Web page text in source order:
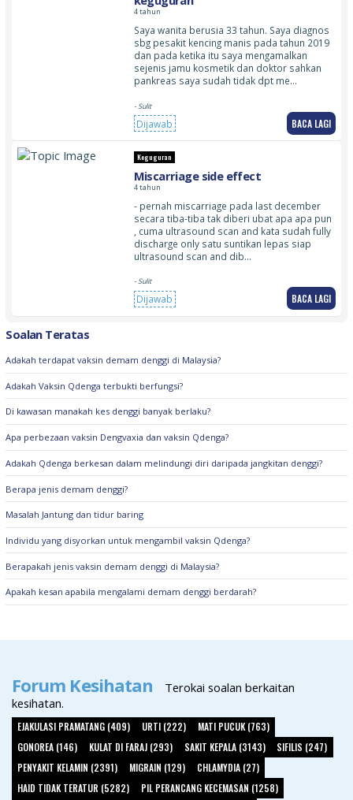
4 tahun
Saya wanita berusia 33 tahun. Saya diagnos
sbg pesakit kencing manis pada tahun 2019
dan pada ketika itu saya mengamalkan
sejenis jamu kosmetik dan doktor sahkan
pankreas saya sudah tidak dpt me…
- Sulit
Dijawab BACA LAGI
Keguguran
Miscarriage side effect
4 tahun
- pernah miscarriage pada last december
secara tiba-tiba tak diberi ubat apa apa pun
, cuma ultrasound scan and kata sudah fully
discharge only satu suntikan lepas siap
ultrasound scan and dib…
- Sulit
Dijawab BACA LAGI
Soalan Teratas
Adakah terdapat vaksin demam denggi di Malaysia?
Adakah Vaksin Qdenga terbukti berfungsi?
Di kawasan manakah kes denggi banyak berlaku?
Apa perbezaan vaksin Dengvaxia dan vaksin Qdenga?
Adakah Qdenga berkesan dalam melindungi diri daripada jangkitan denggi?
Berapa jenis demam denggi?
Masalah Jantung dan tidur baring
Individu yang disyorkan untuk mengambil vaksin Qdenga?
Berapakah jenis vaksin demam denggi di Malaysia?
Apakah kesan apabila mengalami demam denggi berdarah?
Forum Kesihatan
Terokai soalan berkaitan
kesihatan.
EJAKULASI PRAMATANG (409) URTI (222)
MATI PUCUK (763)
GONOREA (146)
KULAT DI FARAJ (293) SAKIT KEPALA (3143)
SIFILIS (247)
PENYAKIT KELAMIN (2391)
MIGRAIN (129)
CHLAMYDIA (27)
HAID TIDAK TERATUR (5282)
PIL PERANCANG KECEMASAN (1258)